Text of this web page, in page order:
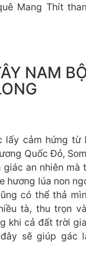
Mang Thít
NAM
lấy cảm hứng từ
Quốc Đỏ,
giác an nhiên mà
hương lúa non
có thể thả
tà, thu trọn
khi cả đất trời
sẽ giúp gác